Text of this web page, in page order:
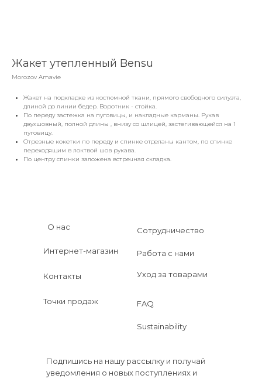
Жакет утепленный Bensu
Morozov Amavie
Жакет на подкладке из костюмной ткани, прямого свободного силуэта,
длиной до линии бедер. Воротник - стойка.
По переду застежка на пуговицы, и накладные карманы. Рукав
двухшовный, полной длины , внизу со шлицей, застегивающейся на 1
пуговицу.
Отрезные кокетки по переду и спинке отделаны кантом, по спинке
переходящим в локтвой шов рукава.
По центру спинки заложена встречная складка.
Уход за товарами
Контакты
Подпишись на нашу рассылку и получай
уведомления о новых поступлениях и
О нас
FAQ
Sustainability
Сотрудничество
Работа с нами
Точки продаж
Интернет-магазин